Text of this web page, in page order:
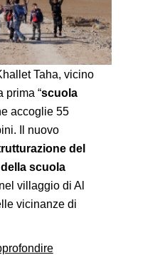
Taha, vicino
prima “scuola
accoglie 55
Il nuovo
del
scuola
villaggio di Al
vicinanze di